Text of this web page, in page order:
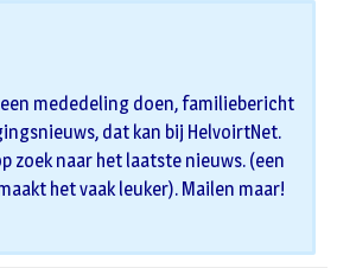
mededeling doen, familiebericht
dat kan bij HelvoirtNet.
zoek naar het laatste nieuws. (een
het vaak leuker). Mailen maar!